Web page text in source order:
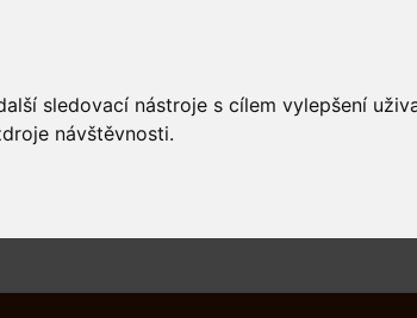
sledovací nástroje s cílem vylepšení
návštěvnosti.